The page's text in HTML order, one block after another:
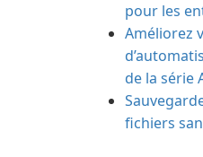
pour les
Améliorez
de la série
fichiers